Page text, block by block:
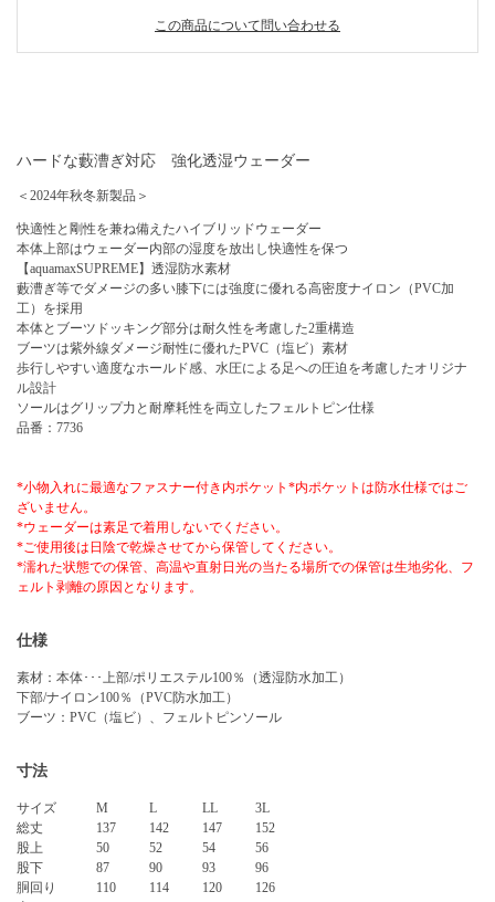
この商品について問い合わせる
ハードな藪漕ぎ対応 強化透湿ウェーダー
＜2024年秋冬新製品＞
快適性と剛性を兼ね備えたハイブリッドウェーダー
本体上部はウェーダー内部の湿度を放出し快適性を保つ
【aquamaxSUPREME】透湿防水素材
藪漕ぎ等でダメージの多い膝下には強度に優れる高密度ナイロン（PVC加
工）を採用
本体とブーツドッキング部分は耐久性を考慮した2重構造
ブーツは紫外線ダメージ耐性に優れたPVC（塩ビ）素材
歩行しやすい適度なホールド感、水圧による足への圧迫を考慮したオリジナ
ル設計
ソールはグリップ力と耐摩耗性を両立したフェルトピン仕様
品番：7736
*小物入れに最適なファスナー付き内ポケット*内ポケットは防水仕様ではご
ざいません。
*ウェーダーは素足で着用しないでください。
*ご使用後は日陰で乾燥させてから保管してください。
*濡れた状態での保管、高温や直射日光の当たる場所での保管は生地劣化、フ
ェルト剥離の原因となります。
仕様
素材：本体･･･上部/ポリエステル100％（透湿防水加工）
下部/ナイロン100％（PVC防水加工）
ブーツ：PVC（塩ビ）、フェルトピンソール
寸法
サイズ M L LL
3L
総丈
137 142 147
152
股上
50 52 54
56
股下
87 90 93
96
胴回り
110 114 120
126